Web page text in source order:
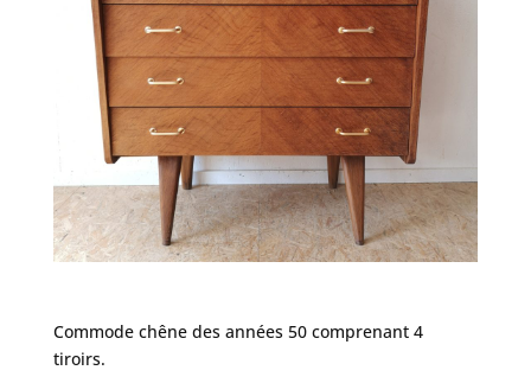
Commode chêne des années 50 comprenant 4
tiroirs.